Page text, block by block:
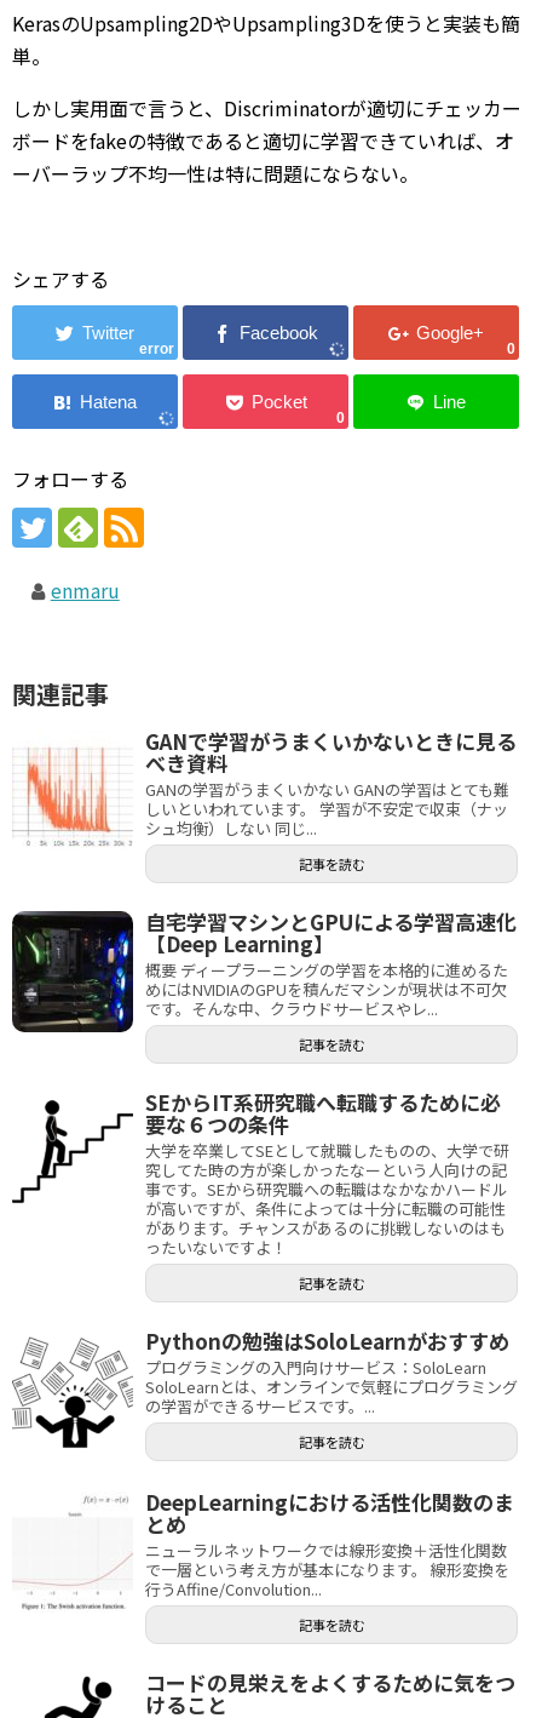
KerasのUpsampling2DやUpsampling3Dを使うと実装も簡
単。
しかし実用面で言うと、Discriminatorが適切にチェッカー
ボードをfakeの特徴であると適切に学習できていれば、オ
ーバーラップ不均一性は特に問題にならない。
シェアする
error 0
0
フォローする
enmaru
関連記事
GANで学習がうまくいかないときに見る
べき資料
GANの学習がうまくいかない GANの学習はとても難
しいといわれています。 学習が不安定で収束（ナッ
シュ均衡）しない 同じ...
記事を読む
自宅学習マシンとGPUによる学習高速化
【Deep Learning】
概要 ディープラーニングの学習を本格的に進めるた
めにはNVIDIAのGPUを積んだマシンが現状は不可欠
です。そんな中、クラウドサービスやレ...
記事を読む
SEからIT系研究職へ転職するために必
要な６つの条件
大学を卒業してSEとして就職したものの、大学で研
究してた時の方が楽しかったなーという人向けの記
事です。SEから研究職への転職はなかなかハードル
が高いですが、条件によっては十分に転職の可能性
があります。チャンスがあるのに挑戦しないのはも
ったいないですよ！
記事を読む
Pythonの勉強はSoloLearnがおすすめ
プログラミングの入門向けサービス：SoloLearn
SoloLearnとは、オンラインで気軽にプログラミング
の学習ができるサービスです。...
記事を読む
DeepLearningにおける活性化関数のま
とめ
ニューラルネットワークでは線形変換＋活性化関数
で一層という考え方が基本になります。 線形変換を
行うAffine/Convolution...
記事を読む
コードの見栄えをよくするために気をつ
けること